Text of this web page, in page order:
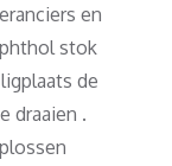
en
stok
de
draaien .